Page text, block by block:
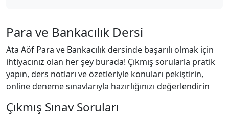
Para ve Bankacılık Dersi
Ata Aöf Para ve Bankacılık dersinde başarılı olmak için
ihtiyacınız olan her şey burada! Çıkmış sorularla pratik
yapın, ders notları ve özetleriyle konuları pekiştirin,
online deneme sınavlarıyla hazırlığınızı değerlendirin
Çıkmış Sınav Soruları